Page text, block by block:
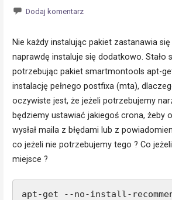
Dodaj komentarz
Nie każdy instalując pakiet zastanawia
naprawdę instaluje się dodatkowo. Stało
potrzebując pakiet smartmontools apt-
instalację pełnego postfixa (mta),
oczywiste jest, że jeżeli potrzebujemy
będziemy ustawiać jakiegoś crona, żeby
wysłał maila z błędami lub z
co jeżeli nie potrzebujemy tego ? Co
miejsce ?
apt-get --no-install-